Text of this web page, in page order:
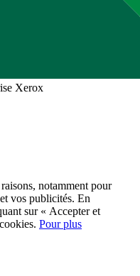
Xerox
notamment pour
vos publicités. En
sur « Accepter et
Pour plus